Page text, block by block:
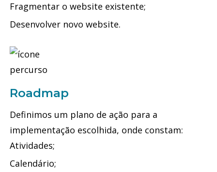
Fragmentar o website existente;
Desenvolver novo website.
Roadmap
Definimos um plano de ação para a
implementação escolhida, onde constam:
Atividades;
Calendário;